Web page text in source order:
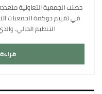
التنظيم المالي. والذي صدر